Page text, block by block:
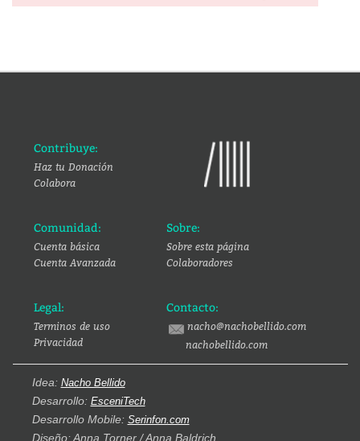
Contribuye:
Haz tu Donación
Colabora
Comunidad:
Cuenta básica
Cuenta Avanzada
Sobre:
Sobre esta página
Colaboradores
Legal:
Terminos de uso
Privacidad
Contacto:
nacho@nachobellido.com
nachobellido.com
Idea: Nacho Bellido
Desarrollo: EsceniTech
Desarrollo Mobile: Serinfon.com
Diseño: Anna Torner / Anna Baldrich